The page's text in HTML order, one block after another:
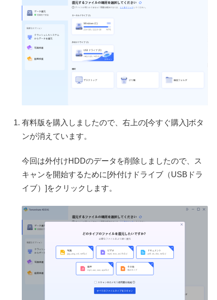
有料版を購入しましたので、右上の[今すぐ購入]ボタ
ンが消えています。
今回は外付けHDDのデータを削除しましたので、ス
キャンを開始するために[外付けドライブ（USBドラ
イブ）]をクリックします。